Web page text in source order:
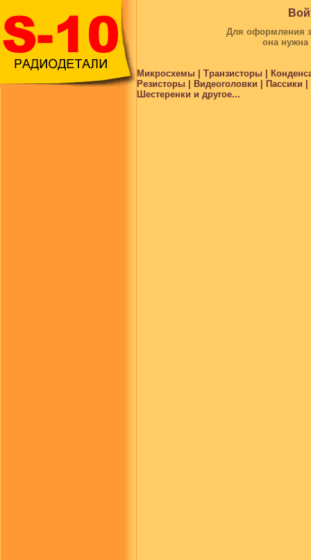
Для оформления
она
Микросхемы | Транзисторы |
Резисторы | Видеоголовки |
Шестеренки и другое...